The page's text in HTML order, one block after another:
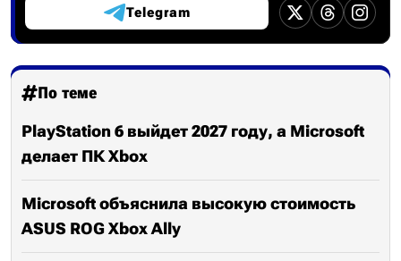
Telegram
По теме
PlayStation 6 выйдет 2027 году, а Microsoft
делает ПК Xbox
Microsoft объяснила высокую стоимость
ASUS ROG Xbox Ally